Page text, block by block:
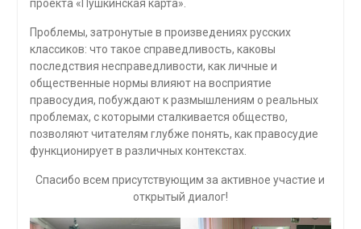
проекта «Пушкинская карта».
Проблемы, затронутые в произведениях русских
классиков: что такое справедливость, каковы
последствия несправедливости, как личные и
общественные нормы влияют на восприятие
правосудия, побуждают к размышлениям о реальных
проблемах, с которыми сталкивается общество,
позволяют читателям глубже понять, как правосудие
функционирует в различных контекстах.
Спасибо всем присутствующим за активное участие и
открытый диалог!